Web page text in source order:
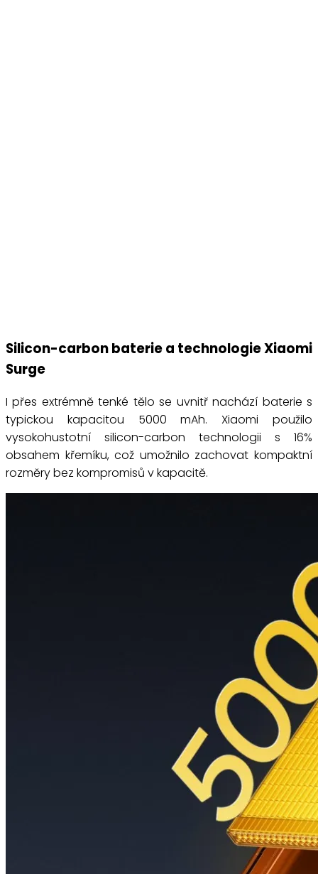
Silicon-carbon baterie a technologie Xiaomi
Surge
I přes extrémně tenké tělo se uvnitř nachází baterie s
typickou kapacitou 5000 mAh. Xiaomi použilo
vysokohustotní silicon-carbon technologii s 16%
obsahem křemíku, což umožnilo zachovat kompaktní
rozměry bez kompromisů v kapacitě.